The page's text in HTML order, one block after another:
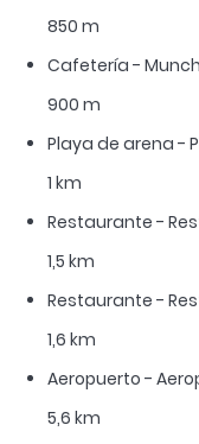
850 m
Cafetería -
900 m
Playa de arena -
1 km
Restaurante -
1,5 km
Restaurante -
1,6 km
Aeropuerto -
5,6 km